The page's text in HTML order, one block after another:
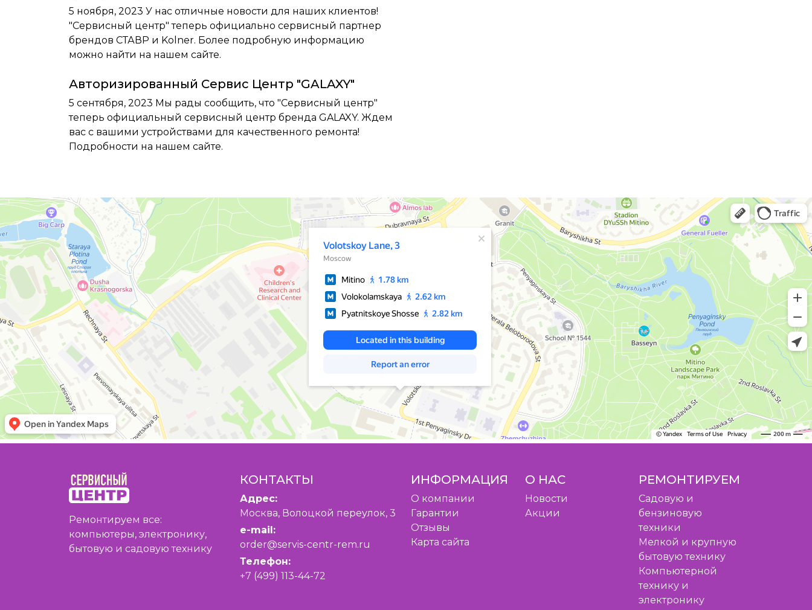
5 ноября, 2023 У нас отличные новости для наших клиентов!
"Сервисный центр" теперь официально сервисный партнер
брендов СТАВР и Kolner. Более подробную информацию
можно найти на нашем сайте.
Авторизированный Сервис Центр "GALAXY"
5 сентября, 2023 Мы рады сообщить, что "Сервисный центр"
теперь официальный сервисный центр бренда GALAXY. Ждем
вас с вашими устройствами для качественного ремонта!
Подробности на нашем сайте.
Москва
Яндекс Карты — транспорт, навигация, поиск мест
Ремонтируем все:
компьютеры, электронику,
бытовую и садовую технику
КОНТАКТЫ
Адрес:
Москва, Волоцкой переулок, 3
e-mail:
order@servis-centr-rem.ru
Телефон:
+7 (499) 113-44-72
ИНФОРМАЦИЯ
O компании
Гарантии
Отзывы
Карта сайта
О НАС
Новости
Акции
РЕМОНТИРУЕМ
Садовую и
бензиновую
техники
Мелкой и крупную
бытовую технику
Компьютерной
технику и
электронику